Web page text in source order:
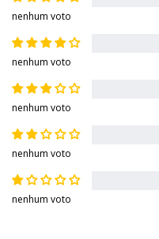
nenhum voto
nenhum voto
nenhum voto
nenhum voto
nenhum voto